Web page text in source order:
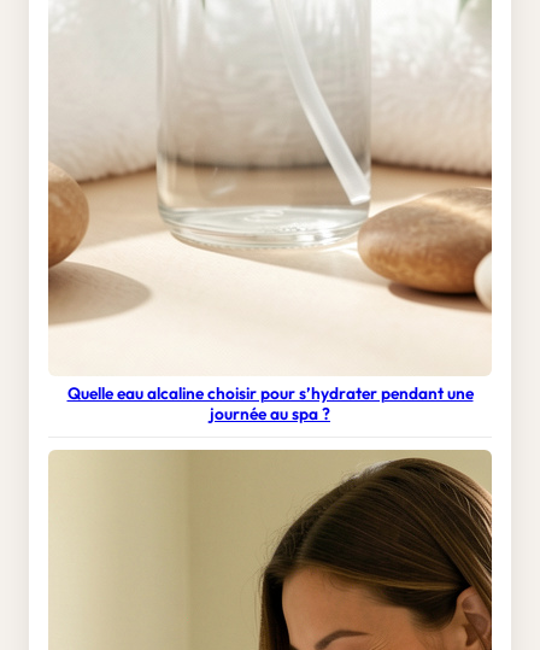
Quelle eau alcaline choisir pour s’hydrater pendant une
journée au spa ?